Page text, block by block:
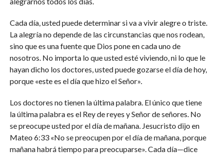
Cada día, usted puede determinar si va a vivir alegre o triste.
La alegría no depende de las circunstancias que nos rodean,
sino que es una fuente que Dios pone en cada uno de
nosotros. No importa lo que usted esté viviendo, ni lo que le
hayan dicho los doctores, usted puede gozarse el día de hoy,
porque «este es el día que hizo el Señor».
Los doctores no tienen la última palabra. El único que tiene
la última palabra es el Rey de reyes y Señor de señores. No
se preocupe usted por el día de mañana. Jesucristo dijo en
Mateo 6:33 «No se preocupen por el día de mañana, porque
mañana habrá tiempo para preocuparse». Cada día—dice